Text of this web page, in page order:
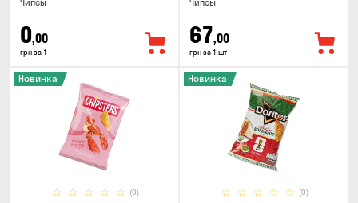
Чипсы
0,00
грн за 1
Чипсы
67,00
грн за 1 шт
(0)
Новинка
(0)
Новинка